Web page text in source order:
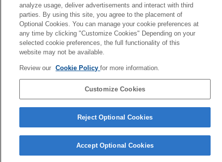
登録/呼出メディア
的にダイヤルの機能を変更する（マイダイヤル設定）
TP1002110128
言語選択ページへ
Copyright 2026 Sony Corporation
analyze usage, deliver advertisements and interact with third
parties. By using this site, you agree to the placement of
Optional Cookies. You can manage your cookie preferences at
any time by clicking "Customize Cookies" Depending on your
selected cookie preferences, the full functionality of this
website may not be available.
Review our Cookie Policyfor more information.
Customize Cookies
Reject Optional Cookies
Accept Optional Cookies